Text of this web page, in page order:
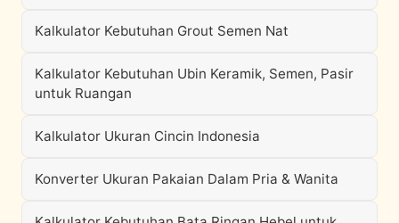
Kalkulator Kebutuhan Grout Semen Nat
Kalkulator Kebutuhan Ubin Keramik, Semen, Pasir
untuk Ruangan
Kalkulator Ukuran Cincin Indonesia
Konverter Ukuran Pakaian Dalam Pria & Wanita